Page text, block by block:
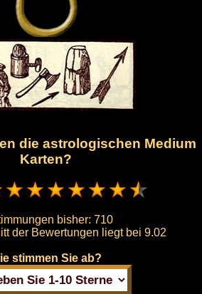
die astrologischen Medium
Karten?
bisher: 710
der Bewertungen liegt bei 9.02
stimmen Sie ab?